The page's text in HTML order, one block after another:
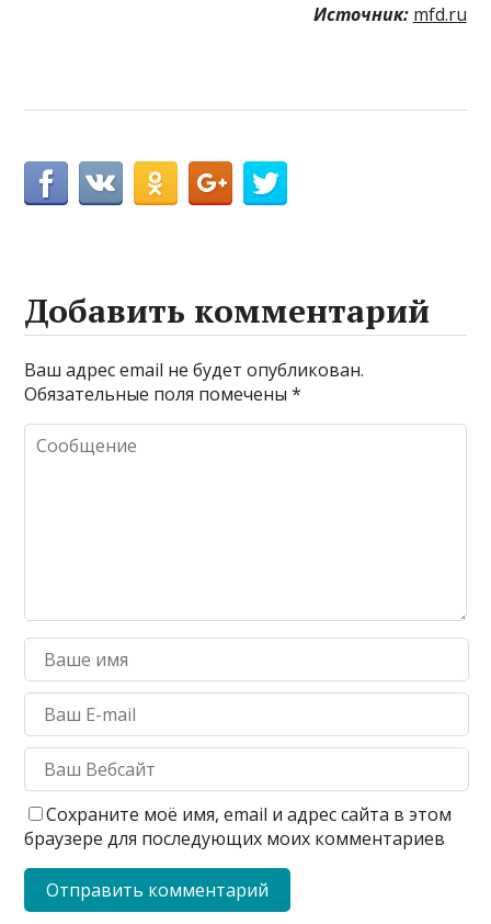
Источник: mfd.ru
Добавить комментарий
Ваш адрес email не будет опубликован.
Обязательные поля помечены*
Сохраните моё имя, email и адрес сайта в этом
браузере для последующих моих комментариев